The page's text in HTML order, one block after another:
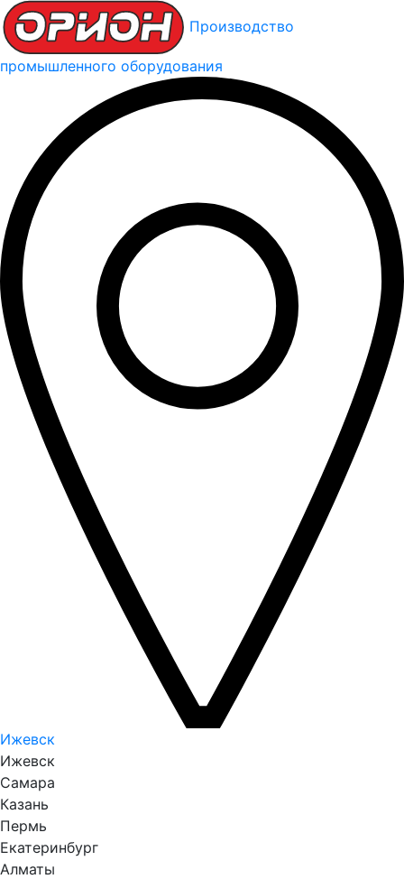
Производство
промышленного оборудования
Ижевск
Ижевск
Самара
Казань
Пермь
Екатеринбург
Алматы